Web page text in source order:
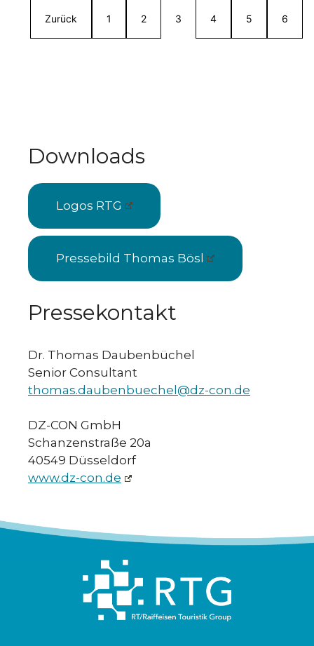
Zurück 1 2 3 4 5 6
Downloads
Logos RTG
Pressebild Thomas Bösl
Pressekontakt
Dr. Thomas Daubenbüchel
Senior Consultant
thomas.daubenbuechel@dz-con.de
DZ-CON GmbH
Schanzenstraße 20a
40549 Düsseldorf
www.dz-con.de